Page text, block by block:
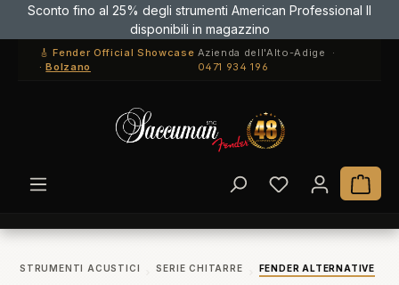
Passa al contenuto principale
Sconto fino al 25% degli strumenti American Professional II
disponibili in magazzino
🎸 Fender Official Showcase
·Bolzano
Azienda dell'Alto-Adige ·
0471 934 196
Hai 0 articoli
Il
STRUMENTI ACUSTICI SERIE CHITARRE FENDER ALTERNATIVE